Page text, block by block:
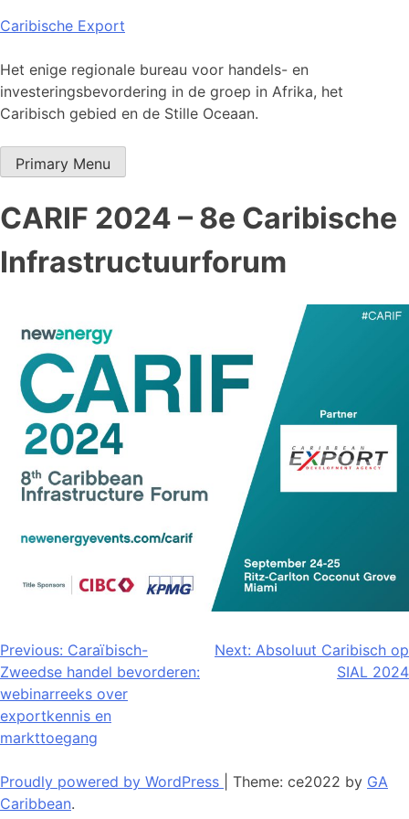
Skip
content
Caribische Export
Het enige regionale bureau voor handels- en
investeringsbevordering in de groep in Afrika, het
Caribisch gebied en de Stille Oceaan.
Primary Menu
CARIF 2024 – 8e Caribische
Infrastructuurforum
Bericht
navigatie
Previous: Caraïbisch-
Zweedse handel bevorderen:
webinarreeks over
exportkennis en
markttoegang
Next: Absoluut Caribisch op
SIAL 2024
Proudly powered by WordPress Theme: ce2022 by GA
Caribbean.